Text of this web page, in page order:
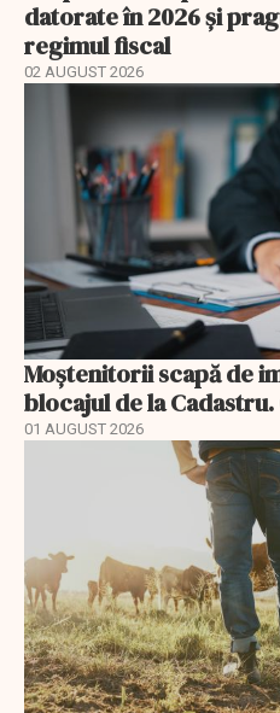
datorate în 2026 și
regimul fiscal
02 AUGUST 2026
Moștenitorii scapă de
blocajul de la
01 AUGUST 2026